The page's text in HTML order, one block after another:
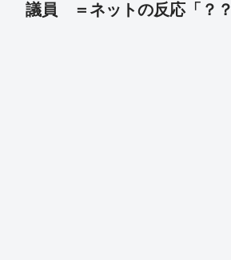
議員 ＝ネットの反応「？？